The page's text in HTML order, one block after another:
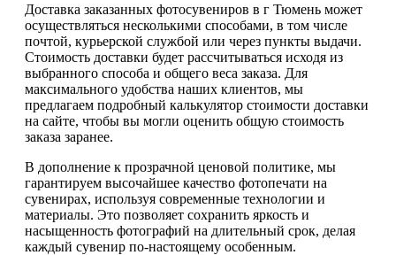
Доставка заказанных фотосувениров в г Тюмень может
осуществляться несколькими способами, в том числе
почтой, курьерской службой или через пункты выдачи.
Стоимость доставки будет рассчитываться исходя из
выбранного способа и общего веса заказа. Для
максимального удобства наших клиентов, мы
предлагаем подробный калькулятор стоимости доставки
на сайте, чтобы вы могли оценить общую стоимость
заказа заранее.
В дополнение к прозрачной ценовой политике, мы
гарантируем высочайшее качество фотопечати на
сувенирах, используя современные технологии и
материалы. Это позволяет сохранить яркость и
насыщенность фотографий на длительный срок, делая
каждый сувенир по-настоящему особенным.